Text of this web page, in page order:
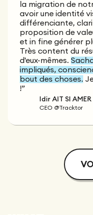
la migration de
avoir une identité
différenciante,
proposition de
et in fine générer
Très content du
d'eux-mêmes.
impliqués,
bout des choses.
!”
Idir AIT SI AMER
CEO @Tracktor